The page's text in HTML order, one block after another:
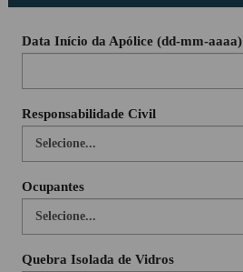
Data Início da Apólice (dd-mm-aaaa)
Responsabilidade Civil
Ocupantes
Quebra Isolada de Vidros